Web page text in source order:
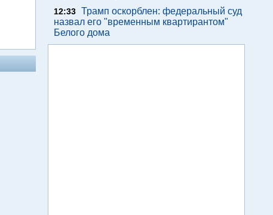
12:33 Трамп оскорблен: федеральный суд
назвал его "временным квартирантом"
Белого дома